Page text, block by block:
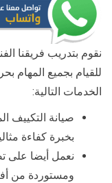
نقوم بتدريب فريقنا
للقيام بجميع المهام
الخدمات التالية:
صيانة التكييف
بخبرة كفاءة
نعمل أيضا على
ومستوردة من